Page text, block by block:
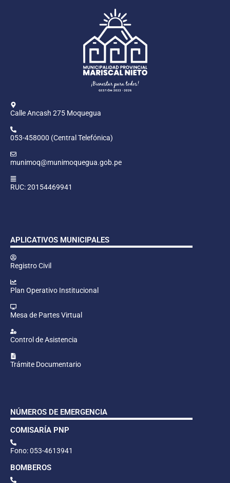
Calle Ancash 275 Moquegua
053-458000 (Central Telefónica)
munimoq@munimoquegua.gob.pe
RUC: 20154469941
APLICATIVOS MUNICIPALES
Registro Civil
Plan Operativo Institucional
Mesa de Partes Virtual
Control de Asistencia
Trámite Documentario
NÚMEROS DE EMERGENCIA
COMISARÍA PNP
Fono: 053-4613941
BOMBEROS